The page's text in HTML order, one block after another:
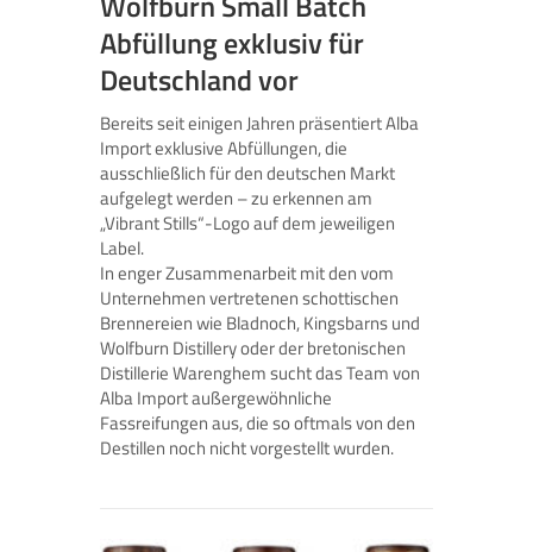
Abfüllung exklusiv für
Deutschland vor
Bereits seit einigen Jahren präsentiert Alba
Import exklusive Abfüllungen, die
ausschließlich für den deutschen Markt
aufgelegt werden – zu erkennen am
„Vibrant Stills“-Logo auf dem jeweiligen
Label.
In enger Zusammenarbeit mit den vom
Unternehmen vertretenen schottischen
Brennereien wie Bladnoch, Kingsbarns und
Wolfburn Distillery oder der bretonischen
Distillerie Warenghem sucht das Team von
Alba Import außergewöhnliche
Fassreifungen aus, die so oftmals von den
Destillen noch nicht vorgestellt wurden.